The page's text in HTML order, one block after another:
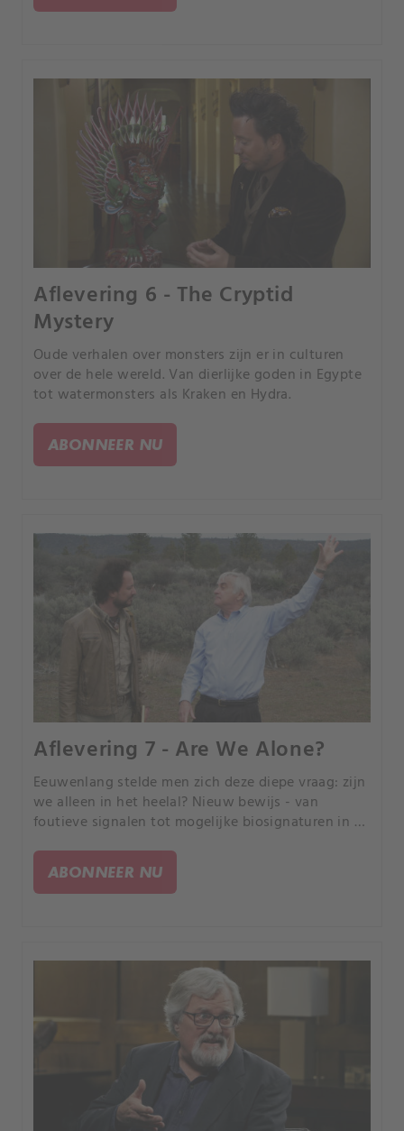
Aflevering 6 - The Cryptid
Mystery
Oude verhalen over monsters zijn er in culturen
over de hele wereld. Van dierlijke goden in Egypte
tot watermonsters als Kraken en Hydra.
ABONNEER NU
Aflevering 7 - Are We Alone?
Eeuwenlang stelde men zich deze diepe vraag: zijn
we alleen in het heelal? Nieuw bewijs - van
foutieve signalen tot mogelijke biosignaturen in de
aarde meer is dan alleen speculatie.
ABONNEER NU